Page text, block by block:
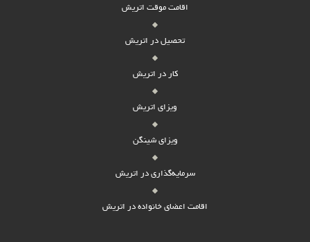
اقامت موقت اتریش
تحصیل در اتریش
کار در اتریش
ویزای اتریش
ویزای شینگن
سرمایه‌گذاری در اتریش
اقامت اعضای خانواده در اتریش